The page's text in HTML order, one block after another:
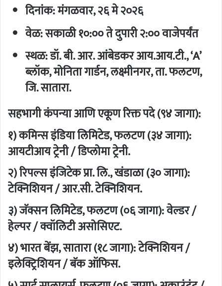
दिनांक:मंगळवार, २६ मे २०२६
वेळ:सकाळी १०:०० ते दुपारी २:०० वाजेपर्यंत
स्थळ:डॉ. बी. आर. आंबेडकर आय.आय.टी., ‘A’
ब्लॉक, मोनिता गार्डन, लक्ष्मीनगर, ता. फलटण,
जि. सातारा.
सहभागी कंपन्या आणि एकूण रिक्त पदे (९४ जागा):
१)कमिन्स इंडिया लिमिटेड, फलटण (३४ जागा):
आयटीआय ट्रेनी / डिप्लोमा ट्रेनी.
२)रिपल्स इंजिटेक प्रा. लि., खंडाळा (३० जागा):
टेक्निशियन / आर.सी. टेक्निशियन.
३)जॅक्सन लिमिटेड, फलटण (०६ जागा):वेल्डर /
हेल्पर / क्वॉलिटी असोसिएट.
४)भारत बेंझ, सातारा (१८ जागा):टेक्निशियन /
इलेक्ट्रिशियन / बॅक ऑफिस.